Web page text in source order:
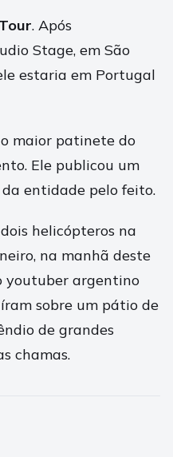
. Após
Stage, em São
estaria em Portugal
o maior patinete do
Ele publicou um
entidade pelo feito.
helicópteros na
na manhã deste
youtuber argentino
sobre um pátio de
de grandes
chamas.